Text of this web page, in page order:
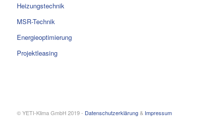
Heizungstechnik
MSR-Technik
Energieoptimierung
Projektleasing
© YETI-Klima GmbH 2019 - Datenschutzerklärung& Impressum